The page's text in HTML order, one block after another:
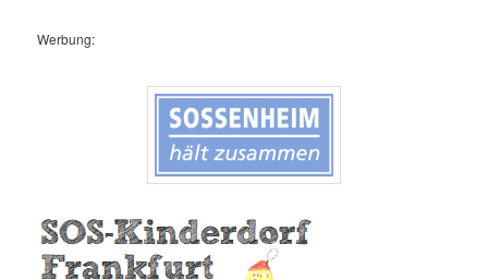
Werbung: